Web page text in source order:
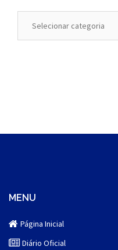
MENU
Página Inicial
Diário Oficial